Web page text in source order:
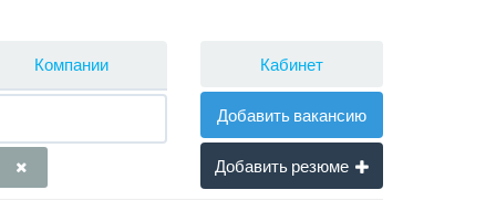
Компании Кабинет
Добавить вакансию
Добавить резюме